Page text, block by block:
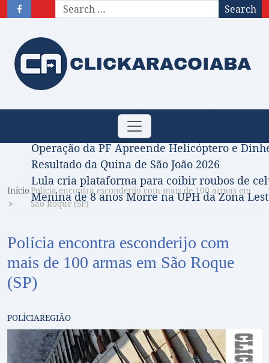
Search
Toggle
navigation
Obituário – Nota de falecimento: 31/07/2026
Comissão Aprova Projeto de Jilmar Tatto
Operação da PF Apreende Helicóptero e
Resultado da Quina de São João 2026
Lula cria plataforma para coibir roubos de
Menina de 8 anos Morre na UPH da Zona
InícioPolícia encontra esconderijo com mais de 100 armas em
São Roque (SP)
Polícia encontra esconderijo com
mais de 100 armas em São Roque
(SP)
POLÍCIAREGIÃO